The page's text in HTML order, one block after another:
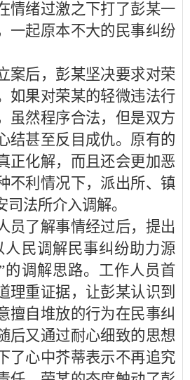
情绪过激之下打了彭某一
一起原本不大的民事纠纷
案后，彭某坚决要求对荣
如果对荣某的轻微违法行
虽然程序合法，但是双方
结甚至反目成仇。原有的
正化解，而且还会更加恶
不利情况下，派出所、镇
法所介入调解。
员了解事情经过后，提出
人民调解民事纠纷助力源
的调解思路。工作人员首
理重证据，让彭某认识到
擅自堆放的行为在民事纠
后又通过耐心细致的思想
了心中芥蒂表示不再追究